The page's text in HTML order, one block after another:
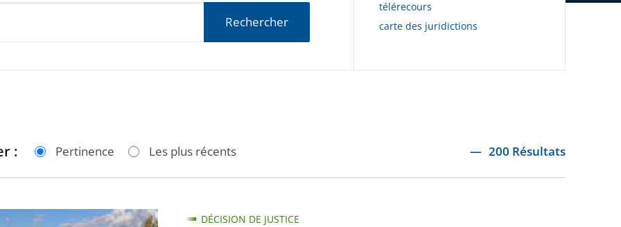
Rechercher
télérecours
carte des juridictions
: Pertinence Les plus récents 200 Résultats
DÉCISION DE JUSTICE